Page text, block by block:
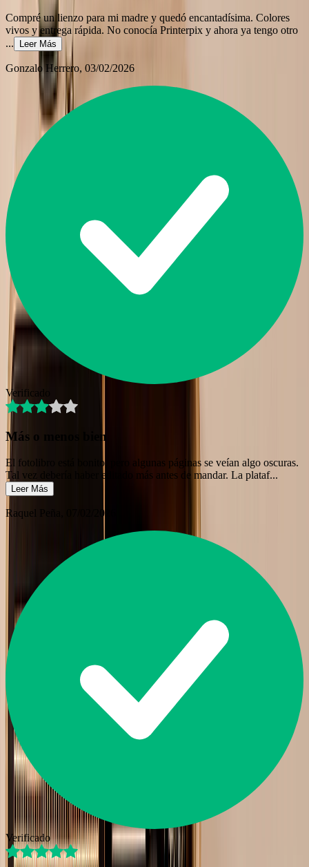
Compré un lienzo para mi madre y quedó encantadísima. Colores
vivos y entrega rápida. No conocía Printerpix y ahora ya tengo otro
...
Leer Más
Gonzalo Herrero, 03/02/2026
Verificado
Más o menos bien
El fotolibro está bonito, pero algunas páginas se veían algo oscuras.
Tal vez debería haber editado más antes de mandar. La plataf...
Leer Más
Raquel Peña , 07/02/2026
Verificado